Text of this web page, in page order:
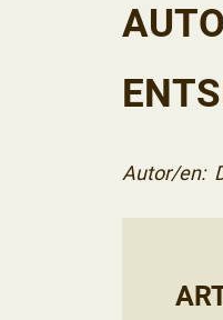
Autor/en: